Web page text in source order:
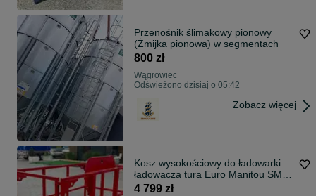
Przenośnik ślimakowy pionowy
(Żmijka pionowa) w segmentach
800 zł
Wągrowiec
Odświeżono dzisiaj o 05:42
Zobacz więcej
Kosz wysokościowy do ładowarki
ładowacza tura Euro Manitou SMS
JCB
4 799 zł